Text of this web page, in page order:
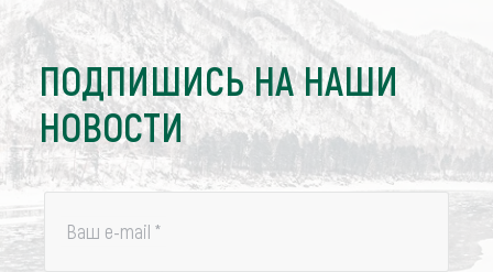
ПОДПИШИСЬ НА НАШИ
НОВОСТИ
Ваш e-mail *